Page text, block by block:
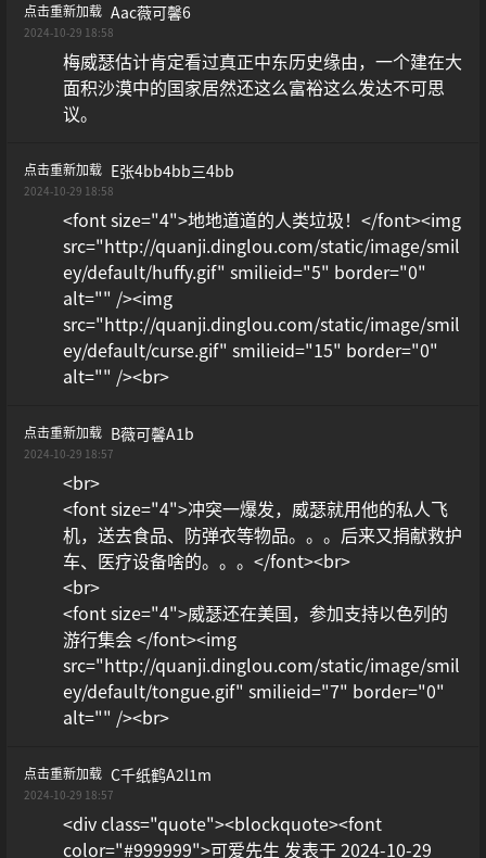
点击重新加载 Aac薇可馨6
2024-10-29 18:58
梅威瑟估计肯定看过真正中东历史缘由，一个建在大
面积沙漠中的国家居然还这么富裕这么发达不可思
议。
点击重新加载 E张4bb4bb三4bb
2024-10-29 18:58
<font size="4">地地道道的人类垃圾！</font><img
src="http://quanji.dinglou.com/static/image/smil
ey/default/huffy.gif" smilieid="5" border="0"
alt="" /><img
src="http://quanji.dinglou.com/static/image/smil
ey/default/curse.gif" smilieid="15" border="0"
alt="" /><br>
点击重新加载 B薇可馨a1b
2024-10-29 18:57
<br>
<font size="4">冲突一爆发，威瑟就用他的私人飞
机，送去食品、防弹衣等物品。。。后来又捐献救护
车、医疗设备啥的。。。</font><br>
<br>
<font size="4">威瑟还在美国，参加支持以色列的
游行集会 </font><img
src="http://quanji.dinglou.com/static/image/smil
ey/default/tongue.gif" smilieid="7" border="0"
alt="" /><br>
点击重新加载 C千纸鹤a2l1m
2024-10-29 18:57
<div class="quote"><blockquote><font
color="#999999">可爱先生 发表于 2024-10-29